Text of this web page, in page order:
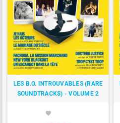
LES B.O. INTROUVABLES (RARE
SOUNDTRACKS) - VOLUME 2
favorite